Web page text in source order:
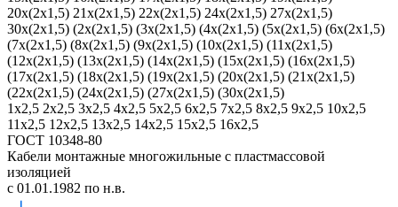
20х(2х1,5) 21х(2х1,5) 22х(2х1,5) 24х(2х1,5) 27х(2х1,5)
30х(2х1,5) (2х(2х1,5) (3х(2х1,5) (4х(2х1,5) (5х(2х1,5) (6х(2х1,5)
(7х(2х1,5) (8х(2х1,5) (9х(2х1,5) (10х(2х1,5) (11х(2х1,5)
(12х(2х1,5) (13х(2х1,5) (14х(2х1,5) (15х(2х1,5) (16х(2х1,5)
(17х(2х1,5) (18х(2х1,5) (19х(2х1,5) (20х(2х1,5) (21х(2х1,5)
(22х(2х1,5) (24х(2х1,5) (27х(2х1,5) (30х(2х1,5)
1х2,5 2х2,5 3х2,5 4х2,5 5х2,5 6х2,5 7х2,5 8х2,5 9х2,5 10х2,5
11х2,5 12х2,5 13х2,5 14х2,5 15х2,5 16х2,5
ГОСТ 10348-80
Кабели монтажные многожильные с пластмассовой
изоляцией
с 01.01.1982 по н.в.